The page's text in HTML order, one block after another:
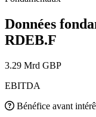
Données
RDEB.F
3.29 Mrd GBP
EBITDA
Bénéfice avant